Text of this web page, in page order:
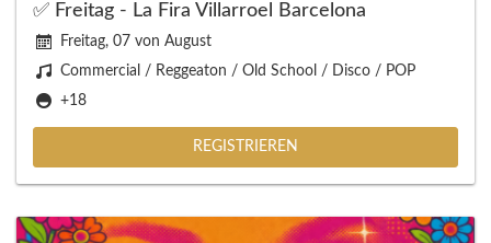
✅ Freitag - La Fira Villarroel Barcelona
Freitag, 07 von August
Commercial / Reggeaton / Old School / Disco / POP
+18
REGISTRIEREN